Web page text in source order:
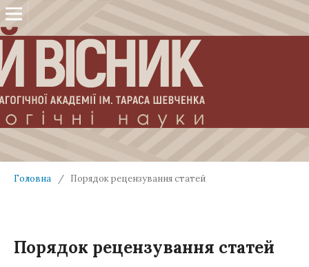
Головна / Порядок рецензування статей
Порядок рецензування статей